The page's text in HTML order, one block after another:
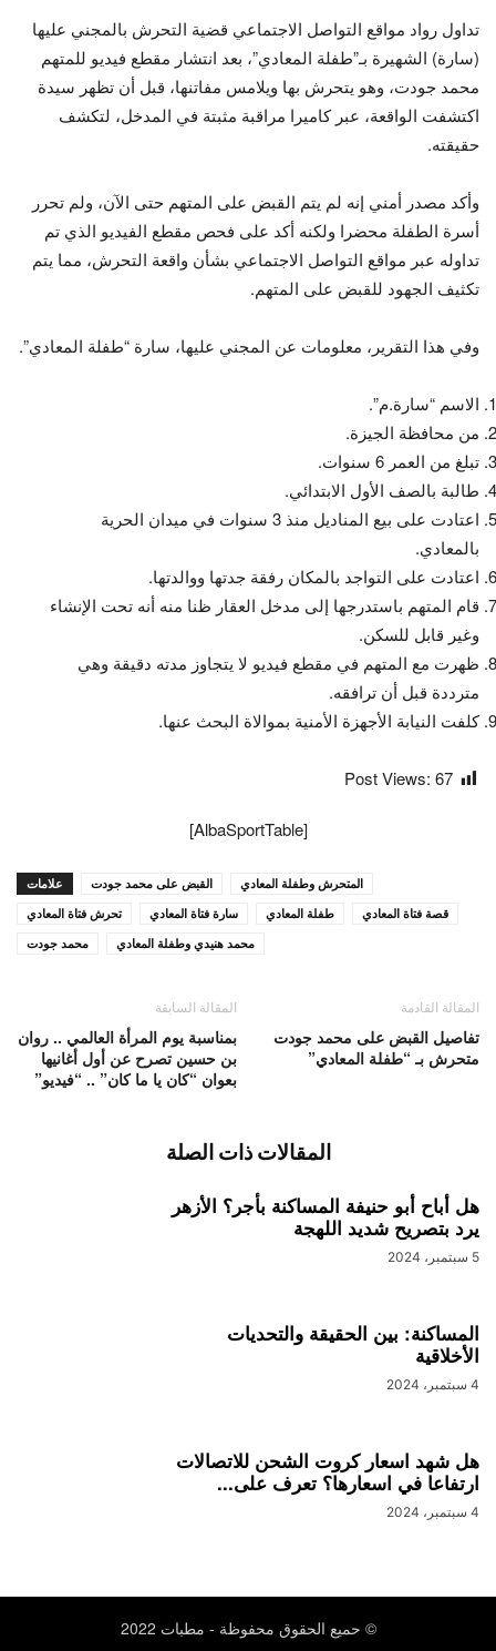
تداول رواد مواقع التواصل الاجتماعي قضية التحرش بالمجني عليها
(سارة) الشهيرة بـ”طفلة المعادي”، بعد انتشار مقطع فيديو للمتهم
محمد جودت، وهو يتحرش بها ويلامس مفاتنها، قبل أن تظهر سيدة
اكتشفت الواقعة، عبر كاميرا مراقبة مثبتة في المدخل، لتكشف
حقيقته.
وأكد مصدر أمني إنه لم يتم القبض على المتهم حتى الآن، ولم تحرر
أسرة الطفلة محضرا ولكنه أكد على فحص مقطع الفيديو الذي تم
تداوله عبر مواقع التواصل الاجتماعي بشأن واقعة التحرش، مما يتم
تكثيف الجهود للقبض على المتهم.
وفي هذا التقرير، معلومات عن المجني عليها، سارة “طفلة المعادي”.
الاسم “سارة.م”.
من محافظة الجيزة.
تبلغ من العمر 6 سنوات.
طالبة بالصف الأول الابتدائي.
اعتادت على بيع المناديل منذ 3 سنوات في ميدان الحرية
بالمعادي.
اعتادت على التواجد بالمكان رفقة جدتها ووالدتها.
قام المتهم باستدرجها إلى مدخل العقار ظنا منه أنه تحت الإنشاء
وغير قابل للسكن.
ظهرت مع المتهم في مقطع فيديو لا يتجاوز مدته دقيقة وهي
مترددة قبل أن ترافقه.
كلفت النيابة الأجهزة الأمنية بموالاة البحث عنها.
Post Views: 67
[AlbaSportTable]
علامات القبض على محمد جودت
المتحرش وطفلة المعادي
تحرش فتاة المعادي
سارة فتاة المعادي طفلة المعادي
قصة فتاة المعادي
محمد جودت
محمد هنيدي وطفلة المعادي
المقالة السابقة
بمناسبة يوم المرأة العالمي .. روان
بن حسين تصرح عن أول أغانيها
بعوان “كان يا ما كان” .. “فيديو”
المقالة القادمة
تفاصيل القبض على محمد جودت
متحرش بـ “طفلة المعادي”
المقالات ذات الصلة
هل أباح أبو حنيفة المساكنة بأجر؟ الأزهر
يرد بتصريح شديد اللهجة
5 سبتمبر، 2024
المساكنة: بين الحقيقة والتحديات
الأخلاقية
4 سبتمبر، 2024
هل شهد اسعار كروت الشحن للاتصالات
ارتفاعا في اسعارها؟ تعرف على...
4 سبتمبر، 2024
© حميع الحقوق محفوظة - مطبات 2022